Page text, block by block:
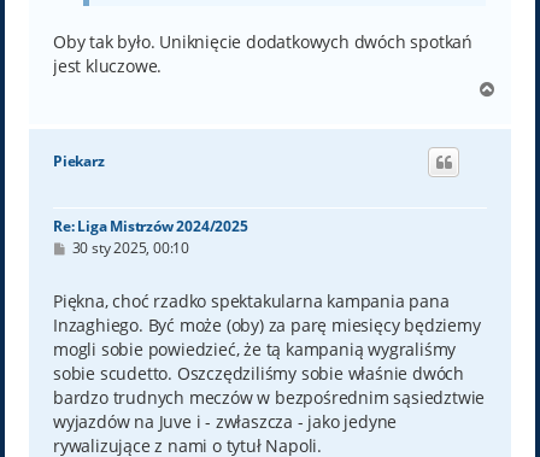
Oby tak było. Uniknięcie dodatkowych dwóch spotkań
jest kluczowe.
g
Piekarz
Re: Liga Mistrzów 2024/2025
P
t
30 sty 2025, 00:10
Piękna, choć rzadko spektakularna kampania pana
Inzaghiego. Być może (oby) za parę miesięcy będziemy
mogli sobie powiedzieć, że tą kampanią wygraliśmy
sobie scudetto. Oszczędziliśmy sobie właśnie dwóch
bardzo trudnych meczów w bezpośrednim sąsiedztwie
wyjazdów na Juve i - zwłaszcza - jako jedyne
rywalizujące z nami o tytuł Napoli.